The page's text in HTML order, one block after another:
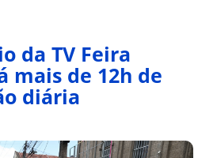
da TV Feira
mais de 12h de
diária